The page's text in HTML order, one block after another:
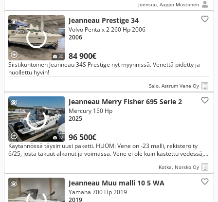
Joensuu, Aappo Mustonen
30
Jeanneau Prestige 34
84 900€
Volvo Penta x 2 260 Hp 2006
2006
Siistikuntoinen Jeanneau 34S Prestige nyt myynnissä. Venettä pidetty ja
huollettu hyvin!
Salo, Astrum Vene Oy
22
Jeanneau Merry Fisher 695 Serie 2
96 500€
Mercury 150 Hp
2025
Käytännössä täysin uusi paketti. HUOM: Vene on -23 malli, rekisteröity
6/25, josta takuut alkanut ja voimassa. Vene ei ole kuin kastettu vedessä,
Kotka, Norsko Oy
Jeanneau Muu malli 10 5 WA
Yamaha 700 Hp 2019
2019